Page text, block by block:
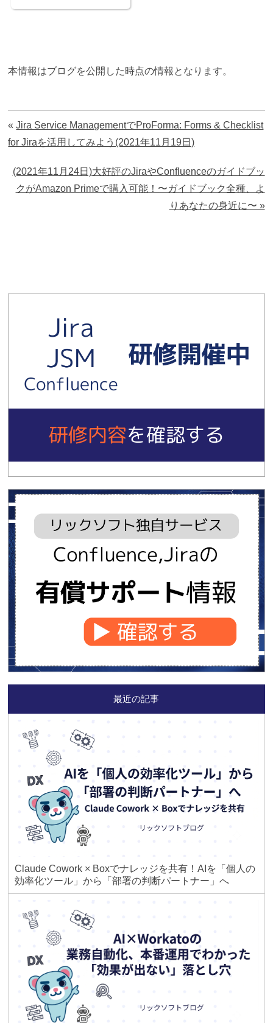
本情報はブログを公開した時点の情報となります。
«Jira Service ManagementでProForma: Forms & Checklist
for Jiraを活用してみよう(2021年11月19日)
(2021年11月24日)大好評のJiraやConfluenceのガイドブッ
クがAmazon Primeで購入可能！〜ガイドブック全種、よ
りあなたの身近に〜 »
最近の記事
Claude Cowork × Boxでナレッジを共有！AIを「個人の
効率化ツール」から「部署の判断パートナー」へ